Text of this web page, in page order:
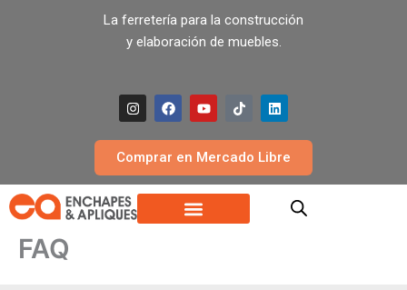
La ferretería para la construcción
y elaboración de muebles.
I
n
t
a
r
a
m
F
a
e
b
o
k
Y
o
t
u
e
T
i
t
o
L
i
k
e
i
Comprar en Mercado Libre
FAQ